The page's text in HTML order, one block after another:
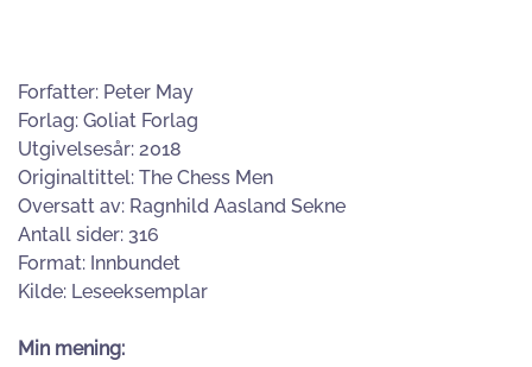
Forfatter: Peter May
Forlag: Goliat Forlag
Utgivelsesår: 2018
Originaltittel: The Chess Men
Oversatt av: Ragnhild Aasland Sekne
Antall sider: 316
Format: Innbundet
Kilde: Leseeksemplar
Min mening: